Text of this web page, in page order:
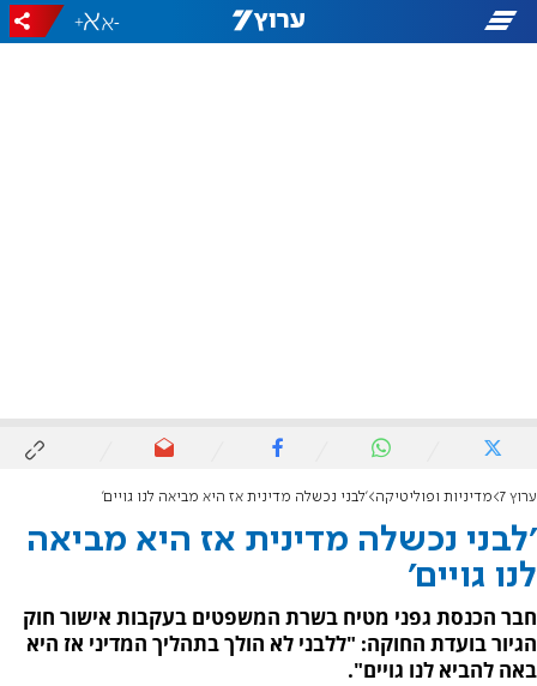
-
+
ערוץ 7 מדיניות ופוליטיקה 'לבני נכשלה מדינית אז היא מביאה לנו גויים'
'לבני נכשלה מדינית אז היא מביאה
לנו גויים'
חבר הכנסת גפני מטיח בשרת המשפטים בעקבות אישור חוק
הגיור בועדת החוקה: "ללבני לא הולך בתהליך המדיני אז היא
באה להביא לנו גויים".